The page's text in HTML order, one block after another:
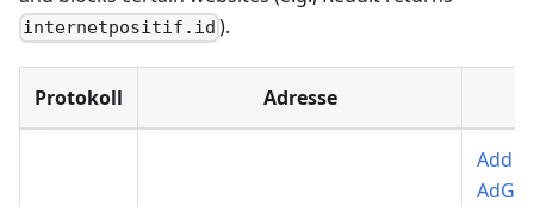
internetpositif.id ).
Protokoll Adresse
Add